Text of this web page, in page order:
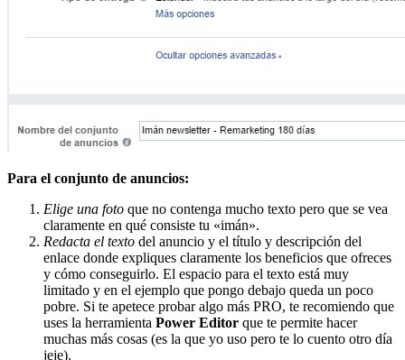
Para el conjunto de anuncios:
Elige una foto que no contenga mucho texto pero que se vea
claramente en qué consiste tu «imán».
Redacta el texto del anuncio y el título y descripción del
enlace donde expliques claramente los beneficios que ofreces
y cómo conseguirlo. El espacio para el texto está muy
limitado y en el ejemplo que pongo debajo queda un poco
pobre. Si te apetece probar algo más PRO, te recomiendo que
uses la herramienta Power Editor que te permite hacer
muchas más cosas (es la que yo uso pero te lo cuento otro día
jeje).